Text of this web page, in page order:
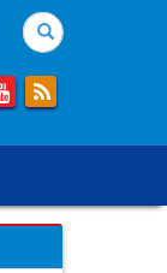
Search